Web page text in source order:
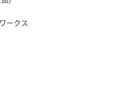
ークス